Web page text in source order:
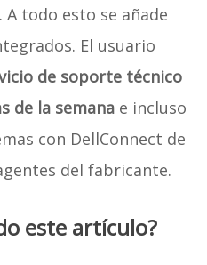
todo esto se añade
El usuario
de soporte técnico
de la semanae incluso
con DellConnect de
del fabricante.
este artículo?